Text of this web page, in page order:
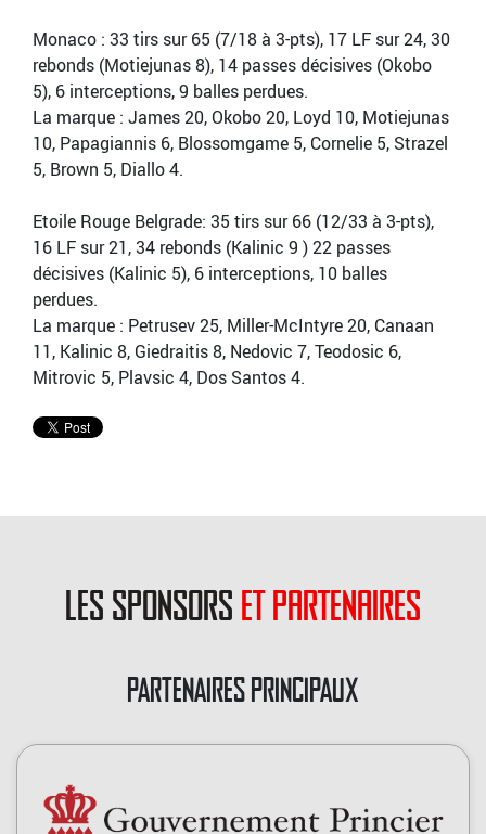
Monaco : 33 tirs sur 65 (7/18 à 3-pts), 17 LF sur 24, 30
rebonds (Motiejunas 8), 14 passes décisives (Okobo
5), 6 interceptions, 9 balles perdues.
La marque : James 20, Okobo 20, Loyd 10, Motiejunas
10, Papagiannis 6, Blossomgame 5, Cornelie 5, Strazel
5, Brown 5, Diallo 4.
Etoile Rouge Belgrade: 35 tirs sur 66 (12/33 à 3-pts),
16 LF sur 21, 34 rebonds (Kalinic 9 ) 22 passes
décisives (Kalinic 5), 6 interceptions, 10 balles
perdues.
La marque : Petrusev 25, Miller-McIntyre 20, Canaan
11, Kalinic 8, Giedraitis 8, Nedovic 7, Teodosic 6,
Mitrovic 5, Plavsic 4, Dos Santos 4.
les sponsors et partenaires
PARTENAIRES PRINCIPAUX